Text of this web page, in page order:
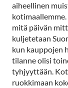
aiheellinen
mitä päivän
kuljetetaan
kun kauppojen
tilanne olisi
tyhjyyttään.
ruokkimaan